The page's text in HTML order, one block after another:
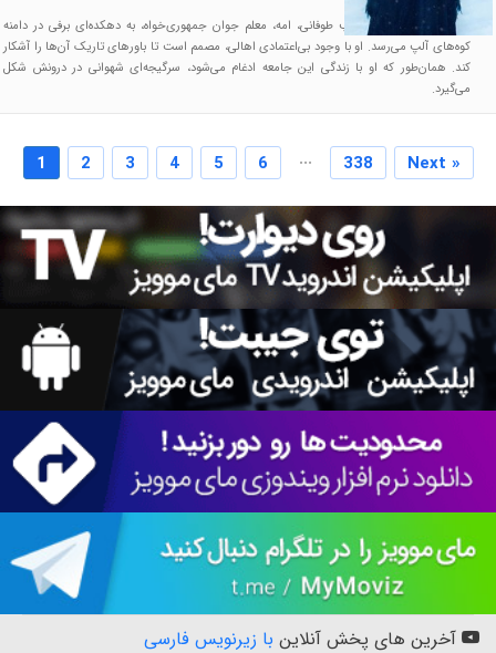
در سال ۱۸۹۹، در یک شب طوفانی، امه، معلم جوان جمهوری‌خواه، به دهکده‌ای برفی در دامنه‌
کوه‌های آلپ می‌رسد. او با وجود بی‌اعتمادی اهالی، مصمم است تا باورهای تاریک آن‌ها را آشکار
کند. همان‌طور که او با زندگی این جامعه ادغام می‌شود، سرگیجه‌ای شهوانی در درونش شکل
می‌گیرد.
1 2 3 4 5 6 ... 338 Next »
آخرین های پخش آنلاین با زیرنویس فارسی